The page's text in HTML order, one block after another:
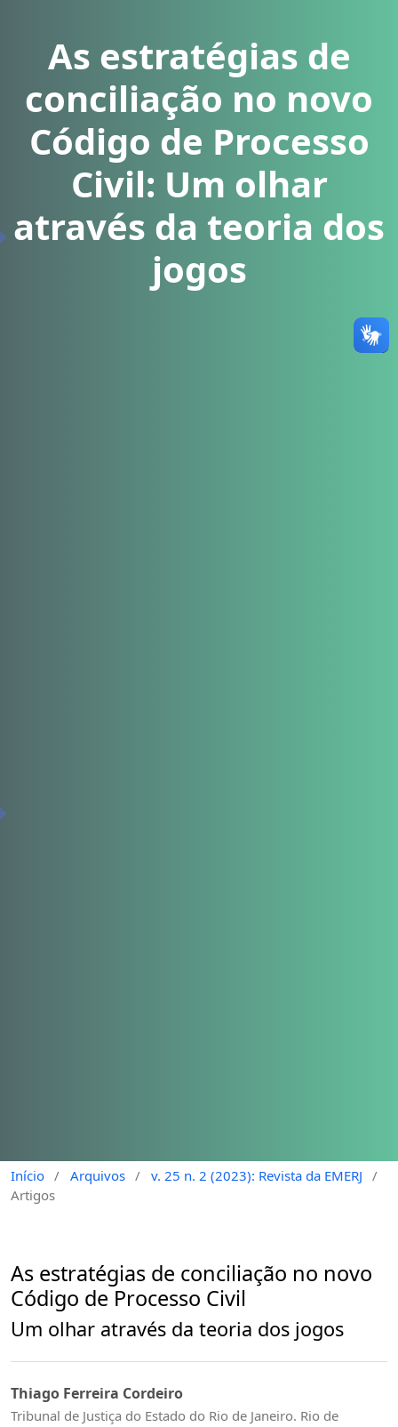
As estratégias de
conciliação no novo
Código de Processo
Civil: Um olhar
através da teoria dos
jogos
Início / Arquivos / v. 25 n. 2 (2023): Revista da EMERJ
/
Artigos
As estratégias de conciliação no novo
Código de Processo Civil
Um olhar através da teoria dos jogos
Thiago Ferreira Cordeiro
Tribunal de Justiça do Estado do Rio de Janeiro. Rio de